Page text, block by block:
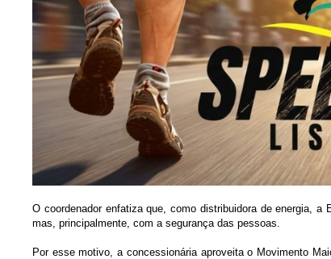
O coordenador enfatiza que, como distribuidora de energia,
mas, principalmente, com a segurança das pessoas.
Por esse motivo, a concessionária aproveita o Movimento